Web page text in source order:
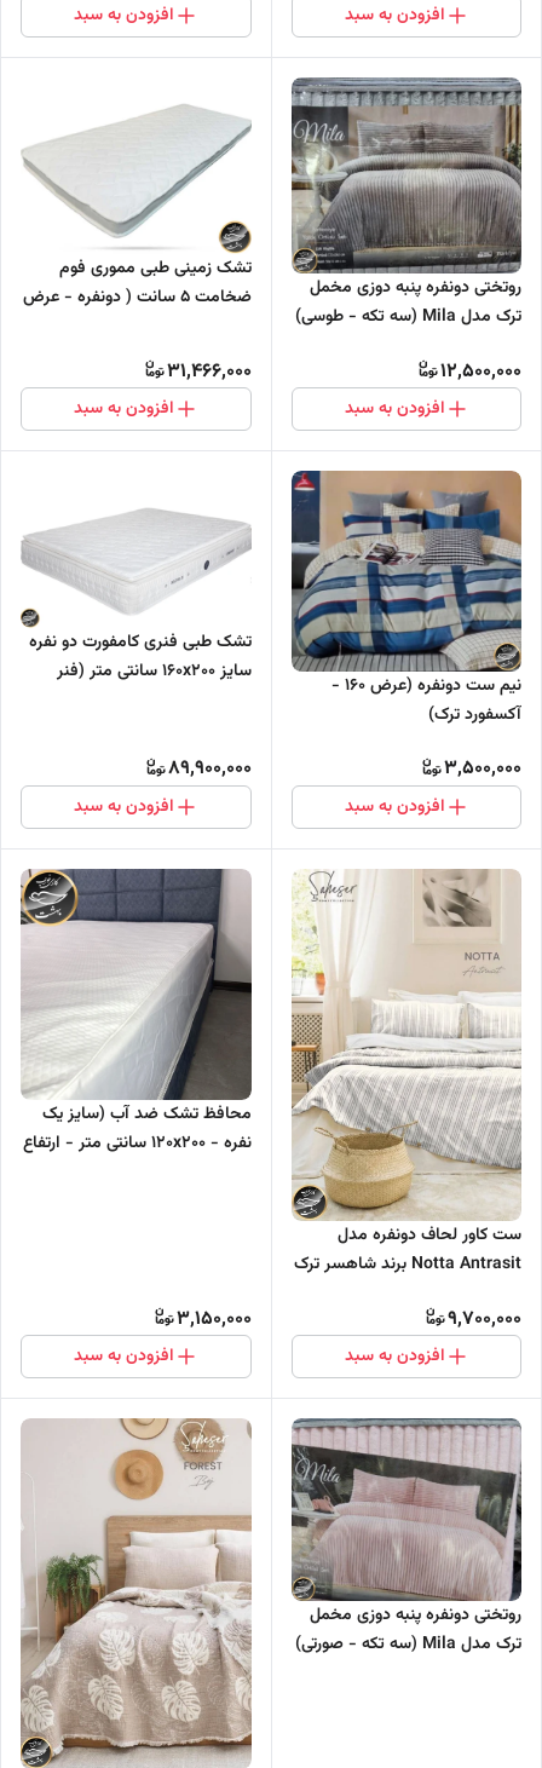
افزودن به سبد افزودن به سبد
روتختی دونفره پنبه دوزی مخمل
ترک مدل Mila (سه تکه - طوسی)
12,500,000
افزودن به سبد
تشک زمینی طبی مموری فوم
ضخامت ۵ سانت ( دونفره - عرض
31,466,000
افزودن به سبد
نیم ست دونفره (عرض ۱۶۰ -
آکسفورد ترک)
3,500,000
افزودن به سبد
تشک طبی فنری کامفورت دو نفره
سایز ۱۶۰x۲۰۰ سانتی متر (فنر
89,900,000
افزودن به سبد
ست کاور لحاف دونفره مدل
Notta Antrasit برند شاهسر ترک
9,700,000
افزودن به سبد
محافظ تشک ضد آب (سایز یک
نفره - ۱۲۰x۲۰۰ سانتی متر - ارتفاع
3,150,000
افزودن به سبد
روتختی دونفره پنبه دوزی مخمل
ترک مدل Mila (سه تکه - صورتی)